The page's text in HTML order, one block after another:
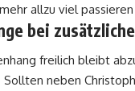
allzu viel
bei
freilich bleibt
neben